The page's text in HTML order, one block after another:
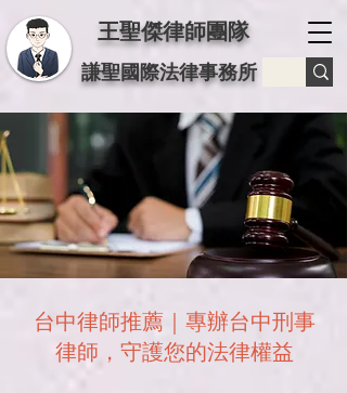
王聖傑律師團隊
謙聖國際法律事務所
台中律師推薦｜專辦台中刑事
律師，守護您的法律權益